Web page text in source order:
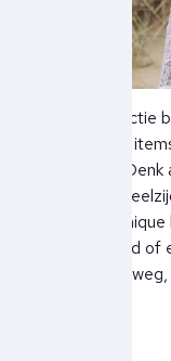
Onze collectie
must-have
maanden.
truien, en
naar een
gelegenheid
weekendje